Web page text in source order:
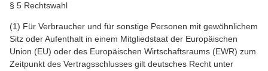
§ 5 Rechtswahl
(1) Für Verbraucher und für sonstige Personen mit gewöhnlichem
Sitz oder Aufenthalt in einem Mitgliedstaat der Europäischen
Union (EU) oder des Europäischen Wirtschaftsraums (EWR) zum
Zeitpunkt des Vertragsschlusses gilt deutsches Recht unter